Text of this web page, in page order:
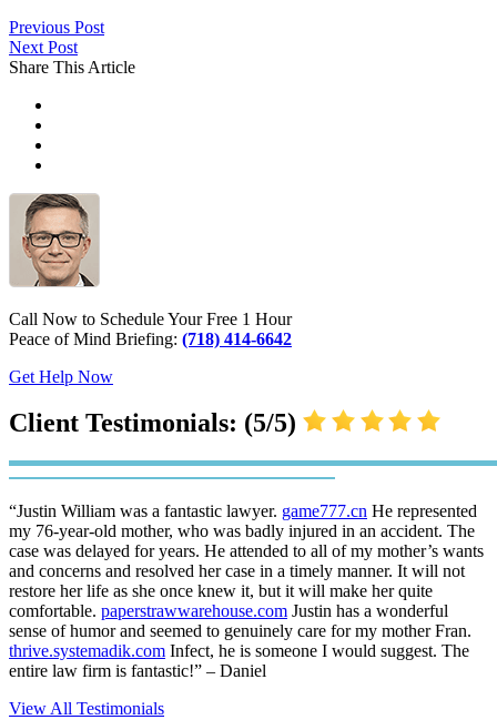
Previous Post
Next Post
Share This Article
Call Now to Schedule Your Free 1 Hour
Peace of Mind Briefing: (718) 414-6642
Get Help Now
Client Testimonials: (5/5)
“Justin William was a fantastic lawyer. game777.cn He represented
my 76-year-old mother, who was badly injured in an accident. The
case was delayed for years. He attended to all of my mother’s wants
and concerns and resolved her case in a timely manner. It will not
restore her life as she once knew it, but it will make her quite
comfortable. paperstrawwarehouse.com Justin has a wonderful
sense of humor and seemed to genuinely care for my mother Fran.
thrive.systemadik.com Infect, he is someone I would suggest. The
entire law firm is fantastic!” – Daniel
View All Testimonials